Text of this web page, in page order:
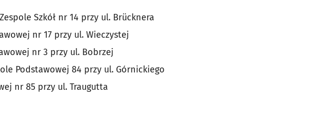
Szkół nr 14 przy ul. Brücknera
nr 17 przy ul. Wieczystej
nr 3 przy ul. Bobrzej
Podstawowej 84 przy ul. Górnickiego
nr 85 przy ul. Traugutta